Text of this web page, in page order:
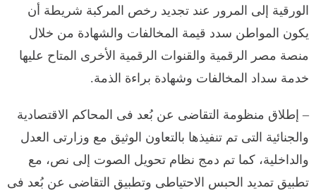
الورقية إلى المرور عند تجديد رخص المركبة شريطة أن
يكون المواطن سدد قيمة المخالفات والشهادة من خلال
منصة مصر الرقمية والقنوات الرقمية الأخرى المتاح عليها
خدمة سداد المخالفات وشهادة براءة الذمة.
– إطلاق منظومة التقاضى عن بُعد فى المحاكم الاقتصادية
والجنائية التى تم تنفيذها بالتعاون الوثيق مع وزارتى العدل
والداخلية، كما تم دمج نظام تحويل الصوت إلى نص، مع
تطبيق تمديد الحبس الاحتياطى وتطبيق التقاضى عن بُعد فى